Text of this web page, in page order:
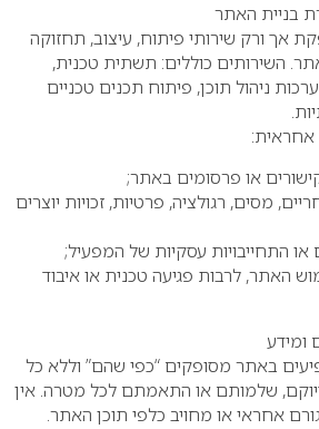
אך ורק שירותי פיתוח, עיצוב, תחזוקה
השירותים כוללים: תשתית טכנית,
ניהול תוכן, פיתוח תכנים טכניים
אחראית:
או פרסומים באתר;
מסים, רגולציה, פרטיות, זכויות יוצרים
או התחייבויות עסקיות של המפעיל;
האתר, לרבות פגיעה טכנית או איבוד
באתר מסופקים “כפי שהם” וללא כל
שלמותם או התאמתם לכל מטרה. אין
אחראי או מחויב כלפי תוכן האתר.